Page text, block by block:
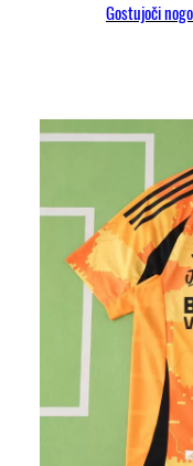
Gostujoči